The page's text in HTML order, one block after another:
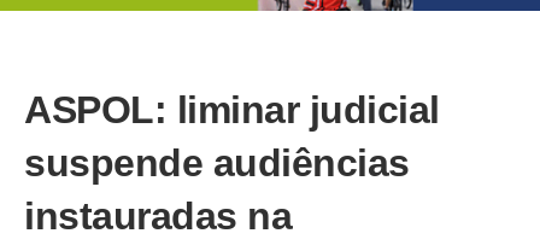
ASPOL: liminar judicial
suspende audiências
instauradas na